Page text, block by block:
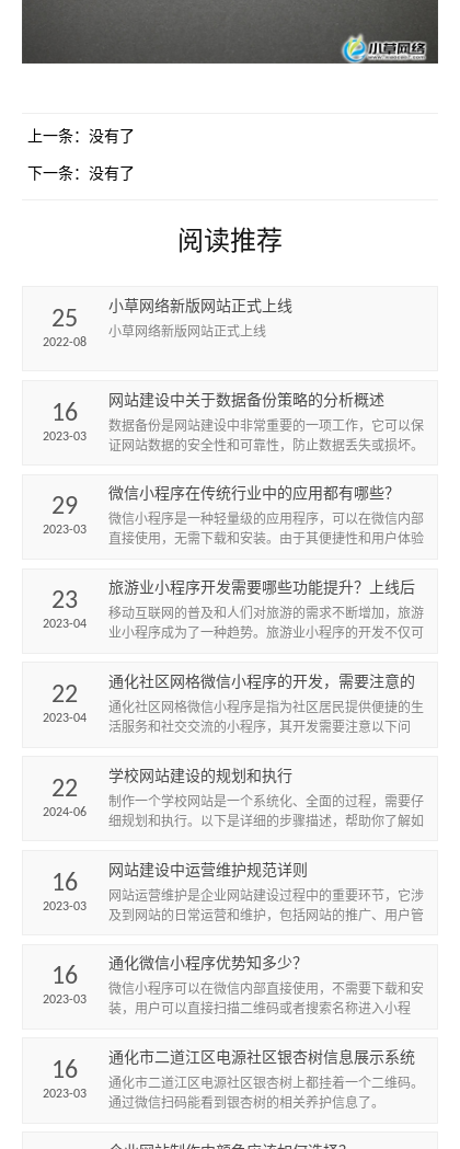
上一条： 没有了
下一条： 没有了
阅读推荐
25
2022-08
小草网络新版网站正式上线
小草网络新版网站正式上线
16
2023-03
网站建设中关于数据备份策略的分析概述
数据备份是网站建设中非常重要的一项工作，它可以保
证网站数据的安全性和可靠性，防止数据丢失或损坏。
29
2023-03
微信小程序在传统行业中的应用都有哪些？
微信小程序是一种轻量级的应用程序，可以在微信内部
直接使用，无需下载和安装。由于其便捷性和用户体验
下是微信小程序在...
23
2023-04
旅游业小程序开发需要哪些功能提升？上线后
如何开展推广工作？
移动互联网的普及和人们对旅游的需求不断增加，旅游
业小程序成为了一种趋势。旅游业小程序的开发不仅可
便捷、个性化的旅...
22
2023-04
通化社区网格微信小程序的开发，需要注意的
问题？包含的功能有哪些？
通化社区网格微信小程序是指为社区居民提供便捷的生
活服务和社交交流的小程序，其开发需要注意以下问
22
2024-06
学校网站建设的规划和执行
制作一个学校网站是一个系统化、全面的过程，需要仔
细规划和执行。以下是详细的步骤描述，帮助你了解如
16
2023-03
网站建设中运营维护规范详则
网站运营维护是企业网站建设过程中的重要环节，它涉
及到网站的日常运营和维护，包括网站的推广、用户管
16
2023-03
通化微信小程序优势知多少？
微信小程序可以在微信内部直接使用，不需要下载和安
装，用户可以直接扫描二维码或者搜索名称进入小程
16
2023-03
通化市二道江区电源社区银杏树信息展示系统
上线
通化市二道江区电源社区银杏树上都挂着一个二维码。
通过微信扫码能看到银杏树的相关养护信息了。